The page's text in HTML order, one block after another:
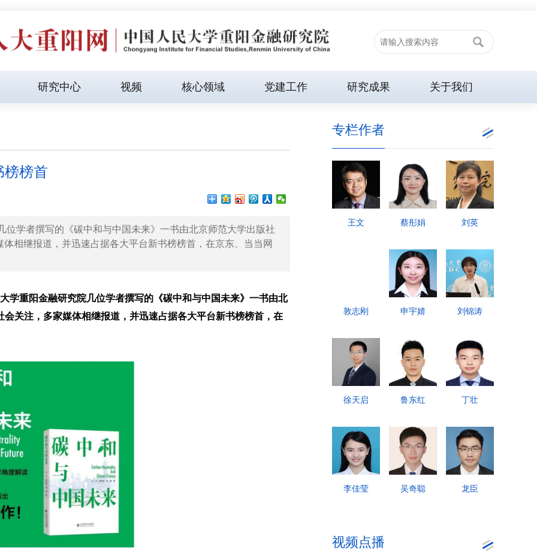
研究中心 视频 核心领域 党建工作 研究成果 关于我们
榜榜首
位学者撰写的《碳中和与中国未来》一书由北京师范大学出版社
相继报道，并迅速占据各大平台新书榜榜首，在京东、当当网
学重阳金融研究院几位学者撰写的《碳中和与中国未来》一书由北
关注，多家媒体相继报道，并迅速占据各大平台新书榜榜首，在
专栏作者
王文 蔡彤娟 刘英
敦志刚 申宇婧 刘锦涛
徐天启 鲁东红 丁壮
李佳莹 吴奇聪 龙臣
视频点播